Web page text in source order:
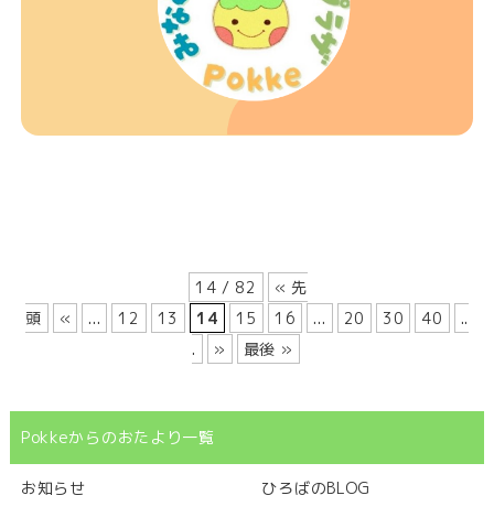
14 / 82
« 先
頭
« ... 12 13 14 15 16 ... 20 30 40
..
.
» 最後 »
Pokkeからのおたより一覧
お知らせ ひろばのBLOG